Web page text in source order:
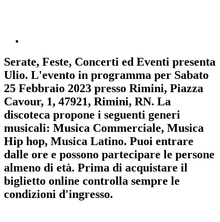
Serate, Feste, Concerti ed Eventi presenta
Ulio. L'evento in programma per Sabato
25 Febbraio 2023 presso Rimini, Piazza
Cavour, 1, 47921, Rimini, RN. La
discoteca propone i seguenti generi
musicali: Musica Commerciale, Musica
Hip hop, Musica Latino. Puoi entrare
dalle ore e possono partecipare le persone
almeno di età. Prima di acquistare il
biglietto online controlla sempre le
condizioni d'ingresso.